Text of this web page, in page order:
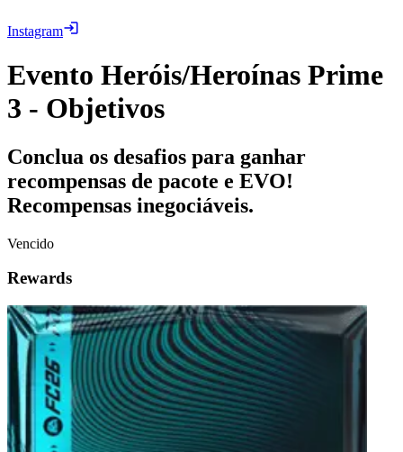
Instagram
Evento Heróis/Heroínas Prime
3 - Objetivos
Conclua os desafios para ganhar
recompensas de pacote e EVO!
Recompensas inegociáveis.
Vencido
Rewards